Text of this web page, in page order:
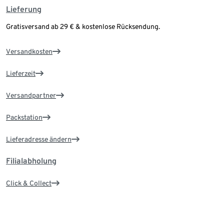
Lieferung
Gratisversand ab 29 € & kostenlose Rücksendung.
Versandkosten
Lieferzeit
Versandpartner
Packstation
Lieferadresse ändern
Filialabholung
Click & Collect